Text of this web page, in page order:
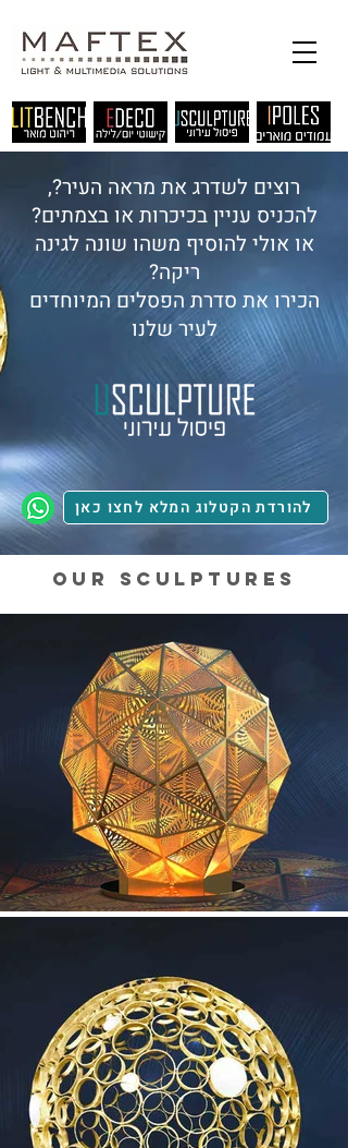
רוצים לשדרג את מראה העיר?,
להכניס עניין בכיכרות או בצמתים?
או אולי להוסיף משהו שונה לגינה
ריקה?
הכירו את סדרת הפסלים המיוחדים
לעיר שלנו
להורדת הקטלוג המלא לחצו כאן
Our sculptures